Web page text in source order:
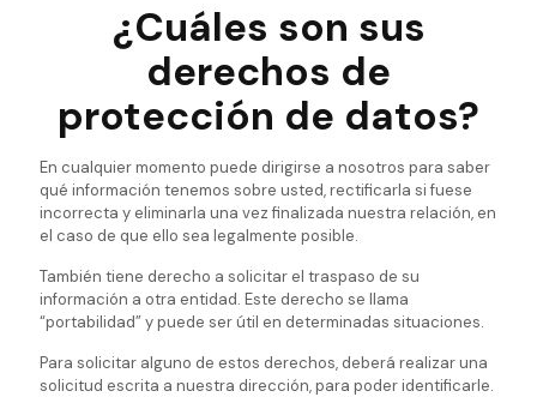
¿Cuáles son sus
derechos de
protección de datos?
En cualquier momento puede dirigirse a nosotros para saber
qué información tenemos sobre usted, rectificarla si fuese
incorrecta y eliminarla una vez finalizada nuestra relación, en
el caso de que ello sea legalmente posible.
También tiene derecho a solicitar el traspaso de su
información a otra entidad. Este derecho se llama
“portabilidad” y puede ser útil en determinadas situaciones.
Para solicitar alguno de estos derechos, deberá realizar una
solicitud escrita a nuestra dirección, para poder identificarle.